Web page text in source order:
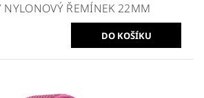
NYLONOVÝ ŘEMÍNEK 22MM